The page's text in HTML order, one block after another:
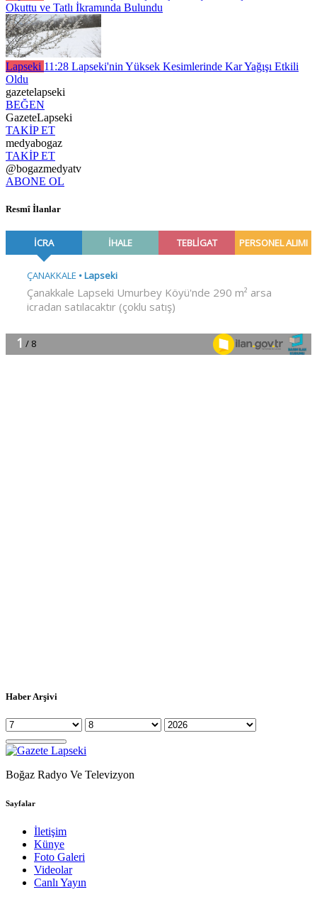
Okuttu ve Tatlı İkramında Bulundu
Lapseki 11:28 Lapseki'nin Yüksek Kesimlerinde Kar Yağışı Etkili
Oldu
gazetelapseki
BEĞEN
GazeteLapseki
TAKİP ET
medyabogaz
TAKİP ET
@bogazmedyatv
ABONE OL
Resmî İlanlar
Haber Arşivi
Boğaz Radyo Ve Televizyon
Sayfalar
İletişim
Künye
Foto Galeri
Videolar
Canlı Yayın